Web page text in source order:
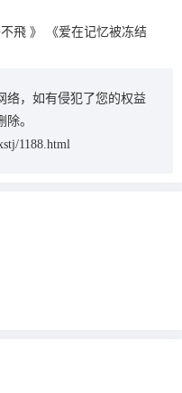
飛 》
《爱在记忆被冻结
络，如有侵犯了您的权益
。
1188.html